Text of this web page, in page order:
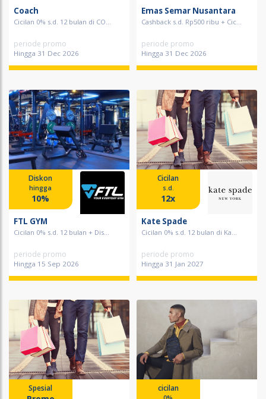
Coach
Cicilan 0% s.d. 12 bulan di CO...
periode promo
Hingga 31 Dec 2026
Emas Semar Nusantara
Cashback s.d. Rp500 ribu + Cic...
periode promo
Hingga 31 Dec 2026
Diskon
hingga
10%
FTL GYM
Cicilan 0% s.d. 12 bulan + Dis...
periode promo
Hingga 15 Sep 2026
Cicilan
s.d.
12x
Kate Spade
Cicilan 0% s.d. 12 bulan di Ka...
periode promo
Hingga 31 Jan 2027
Spesial cicilan